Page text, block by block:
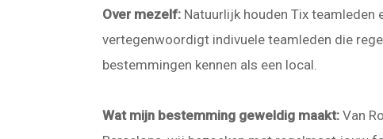
Over mezelf: Natuurlijk houden Tix teamleden
vertegenwoordigt indivuele teamleden die
bestemmingen kennen als een local.
Wat mijn bestemming geweldig maakt: Van